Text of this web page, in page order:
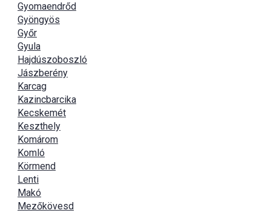
Gyomaendrőd
Gyöngyös
Győr
Gyula
Hajdúszoboszló
Jászberény
Karcag
Kazincbarcika
Kecskemét
Keszthely
Komárom
Komló
Körmend
Lenti
Makó
Mezőkövesd